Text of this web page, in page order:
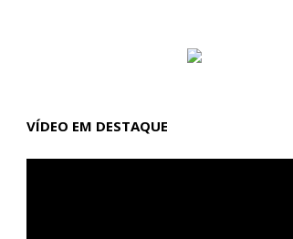
VÍDEO EM DESTAQUE